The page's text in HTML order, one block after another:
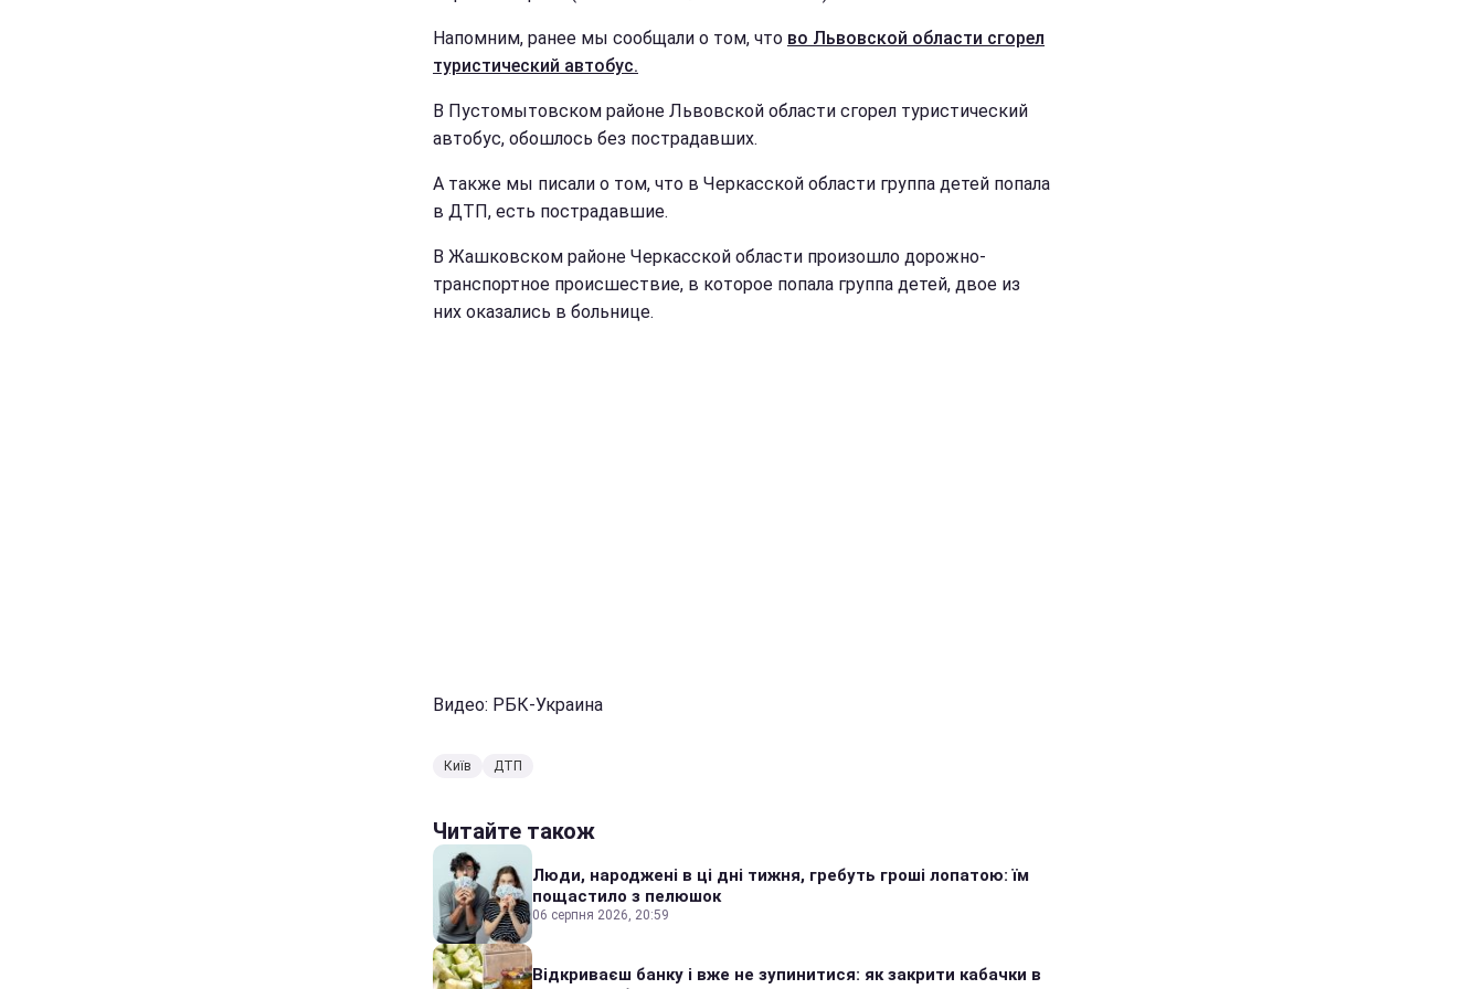
Напомним, ранее мы сообщали о том, что во Львовской области сгорел
туристический автобус.
В Пустомытовском районе Львовской области сгорел туристический
автобус, обошлось без пострадавших.
А также мы писали о том, что в Черкасской области группа детей попала
в ДТП, есть пострадавшие.
В Жашковском районе Черкасской области произошло дорожно-
транспортное происшествие, в которое попала группа детей, двое из
них оказались в больнице.
Видео: РБК-Украина
Київ ДТП
Читайте також
Люди, народжені в ці дні тижня, гребуть гроші лопатою: їм
пощастило з пелюшок
06 серпня 2026, 20:59
Відкриваєш банку і вже не зупинитися: як закрити кабачки в